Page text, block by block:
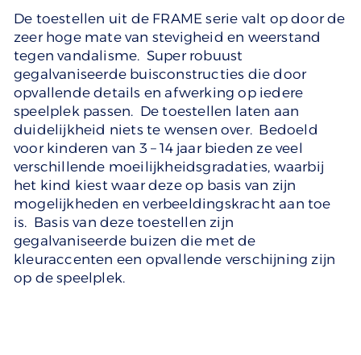
De toestellen uit de FRAME serie valt op door de
zeer hoge mate van stevigheid en weerstand
tegen vandalisme. Super robuust
gegalvaniseerde buisconstructies die door
opvallende details en afwerking op iedere
speelplek passen. De toestellen laten aan
duidelijkheid niets te wensen over. Bedoeld
voor kinderen van 3 – 14 jaar bieden ze veel
verschillende moeilijkheidsgradaties, waarbij
het kind kiest waar deze op basis van zijn
mogelijkheden en verbeeldingskracht aan toe
is. Basis van deze toestellen zijn
gegalvaniseerde buizen die met de
kleuraccenten een opvallende verschijning zijn
op de speelplek.